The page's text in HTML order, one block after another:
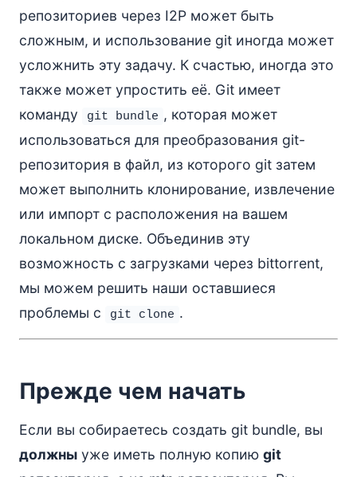
репозиториев через I2P может быть
сложным, и использование git иногда может
усложнить эту задачу. К счастью, иногда это
также может упростить её. Git имеет
команду
git bundle , которая может
использоваться для преобразования git-
репозитория в файл, из которого git затем
может выполнить клонирование, извлечение
или импорт с расположения на вашем
локальном диске. Объединив эту
возможность с загрузками через bittorrent,
мы можем решить наши оставшиеся
проблемы с
git clone .
Прежде чем начать
Если вы собираетесь создать git bundle, вы
должны уже иметь полную копию git